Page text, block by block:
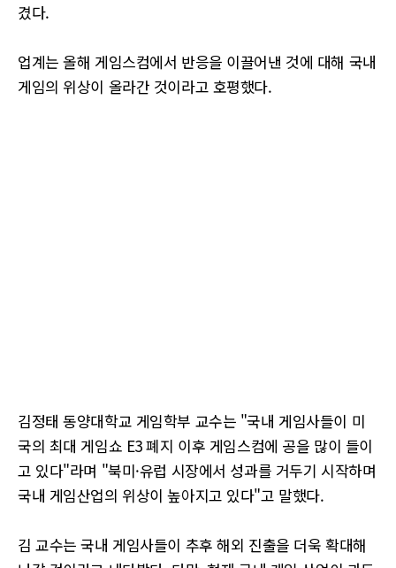
겼다.
업계는 올해 게임스컴에서 반응을 이끌어낸 것에 대해 국내
게임의 위상이 올라간 것이라고 호평했다.
김정태 동양대학교 게임학부 교수는 "국내 게임사들이 미
국의 최대 게임쇼 E3 폐지 이후 게임스컴에 공을 많이 들이
고 있다"라며 "북미·유럽 시장에서 성과를 거두기 시작하며
국내 게임산업의 위상이 높아지고 있다"고 말했다.
김 교수는 국내 게임사들이 추후 해외 진출을 더욱 확대해